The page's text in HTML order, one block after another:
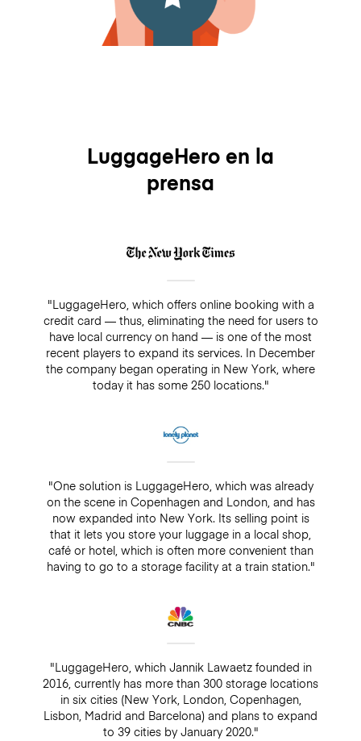
LuggageHero en la
prensa
"LuggageHero, which offers online booking with a
credit card — thus, eliminating the need for users to
have local currency on hand — is one of the most
recent players to expand its services. In December
the company began operating in New York, where
today it has some 250 locations."
"One solution is LuggageHero, which was already
on the scene in Copenhagen and London, and has
now expanded into New York. Its selling point is
that it lets you store your luggage in a local shop,
café or hotel, which is often more convenient than
having to go to a storage facility at a train station."
"LuggageHero, which Jannik Lawaetz founded in
2016, currently has more than 300 storage locations
in six cities (New York, London, Copenhagen,
Lisbon, Madrid and Barcelona) and plans to expand
to 39 cities by January 2020."